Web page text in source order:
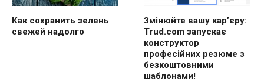
Как сохранить зелень
свежей надолго
Змінюйте вашу кар’єру:
Trud.com запускає
конструктор
професійних резюме з
безкоштовними
шаблонами!